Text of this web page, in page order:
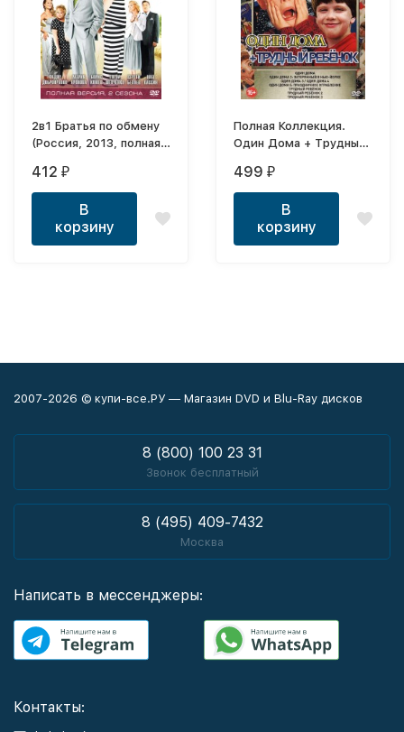
2в1 Братья по обмену
(Россия, 2013, полная
серии)
412 ₽
В
корзину
Полная Коллекция.
Один Дома + Трудный
499 ₽
В
корзину
2007-2026 © купи-все.РУ — Магазин DVD и Blu-Ray дисков
8 (800) 100 23 31
Звонок бесплатный
8 (495) 409-7432
Москва
Написать в мессенджеры:
Контакты: